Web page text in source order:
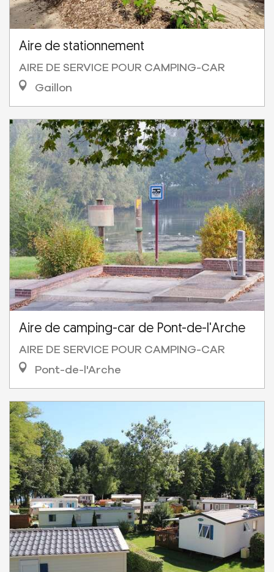
Aire de stationnement
AIRE DE SERVICE POUR CAMPING-CAR
Gaillon
Aire de camping-car de Pont-de-l'Arche
AIRE DE SERVICE POUR CAMPING-CAR
Pont-de-l'Arche